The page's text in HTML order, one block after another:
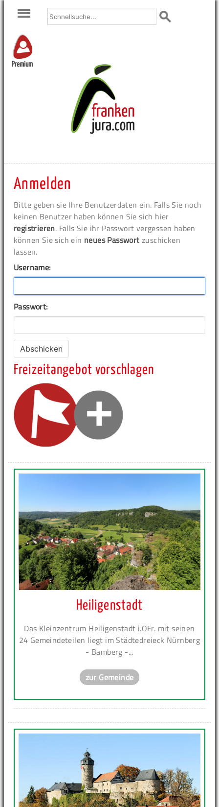
Premium
Anmelden
Bitte geben sie Ihre Benutzerdaten ein. Falls Sie noch
keinen Benutzer haben können Sie sich hier
registrieren. Falls Sie ihr Passwort vergessen haben
können Sie sich ein neues Passwort zuschicken
lassen.
Username:
Passwort:
Freizeitangebot vorschlagen
Heiligenstadt
Das Kleinzentrum Heiligenstadt i.OFr. mit seinen
24 Gemeindeteilen liegt im Städtedreieck Nürnberg
- Bamberg -...
zur Gemeinde